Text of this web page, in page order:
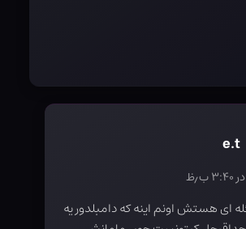
e.t
ای هستش اونم اینه که دامبلدور یه